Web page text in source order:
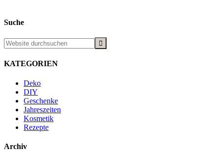
Suche
KATEGORIEN
Deko
DIY
Geschenke
Jahreszeiten
Kosmetik
Rezepte
Archiv